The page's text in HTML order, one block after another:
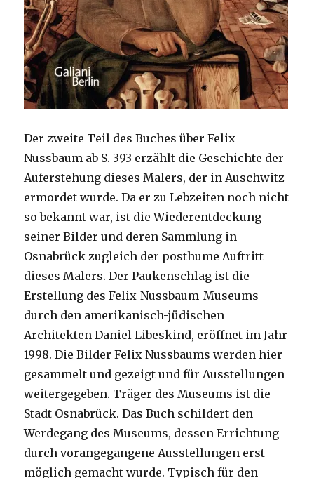
Der zweite Teil des Buches über Felix
Nussbaum ab S. 393 erzählt die Geschichte der
Auferstehung dieses Malers, der in Auschwitz
ermordet wurde. Da er zu Lebzeiten noch nicht
so bekannt war, ist die Wiederentdeckung
seiner Bilder und deren Sammlung in
Osnabrück zugleich der posthume Auftritt
dieses Malers. Der Paukenschlag ist die
Erstellung des Felix-Nussbaum-Museums
durch den amerikanisch-jüdischen
Architekten Daniel Libeskind, eröffnet im Jahr
1998. Die Bilder Felix Nussbaums werden hier
gesammelt und gezeigt und für Ausstellungen
weitergegeben. Träger des Museums ist die
Stadt Osnabrück. Das Buch schildert den
Werdegang des Museums, dessen Errichtung
durch vorangegangene Ausstellungen erst
möglich gemacht wurde. Typisch für den